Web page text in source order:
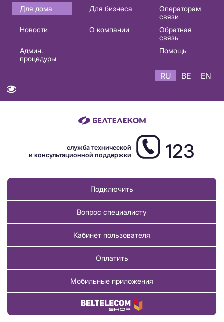
Основная
навигация
Для дома Для бизнеса
Операторам
связи
Новости
О компании
Обратная
связь
Админ.
процедуры
Помощь
RU BE EN
служба технической
и консультационной поддержки
123
Подключить
Вопрос специалисту
Кабинет пользователя
Оплатить
Мобильные приложения
Купить товар